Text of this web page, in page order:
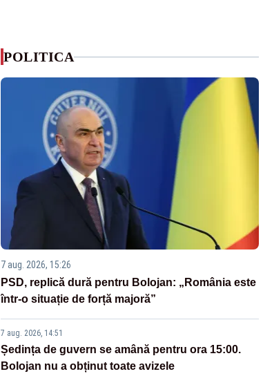
POLITICA
7 aug. 2026, 15:26
PSD, replică dură pentru Bolojan: „România este
într-o situație de forță majoră”
7 aug. 2026, 14:51
Ședința de guvern se amână pentru ora 15:00.
Bolojan nu a obținut toate avizele